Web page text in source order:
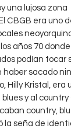
una lujosa zona
CBGB era uno
años 70
podían tocar
haber sacado
Hilly Kristal, era
y al country
country,
la seña de